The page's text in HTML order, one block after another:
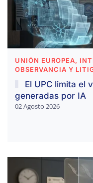
UNIÓN EUROPEA,
OBSERVANCIA Y
El UPC limita el
generadas por IA
02 Agosto 2026